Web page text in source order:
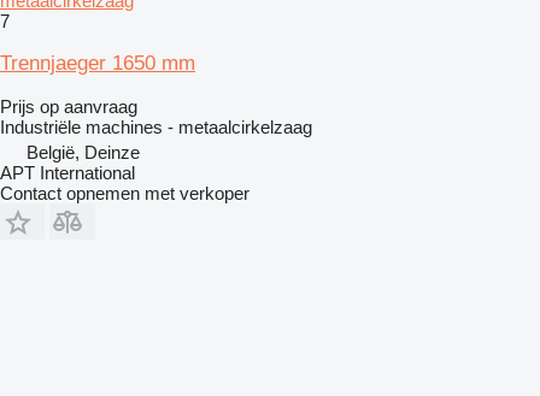
7
Trennjaeger 1650 mm
Prijs op aanvraag
Industriële machines - metaalcirkelzaag
België, Deinze
APT International
Contact opnemen met verkoper